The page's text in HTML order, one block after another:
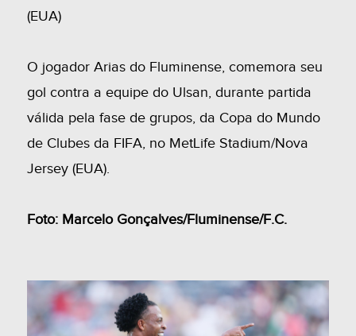
(EUA)
O jogador Arias do Fluminense, comemora seu
gol contra a equipe do Ulsan, durante partida
válida pela fase de grupos, da Copa do Mundo
de Clubes da FIFA, no MetLife Stadium/Nova
Jersey (EUA).
Foto: Marcelo Gonçalves/Fluminense/F.C.